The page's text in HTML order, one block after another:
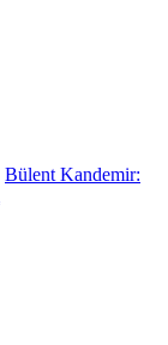
Bülent Kandemir: